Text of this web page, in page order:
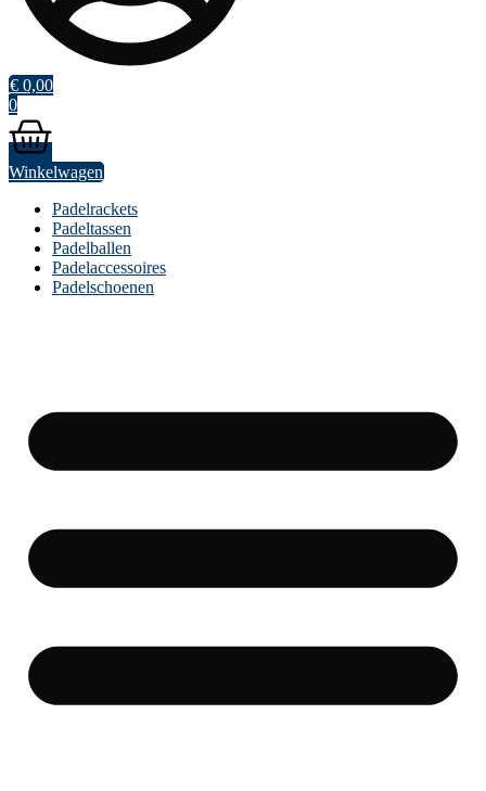
€ 0,00
0
Winkelwagen
Padelrackets
Padeltassen
Padelballen
Padelaccessoires
Padelschoenen